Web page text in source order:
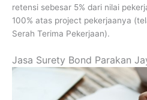
retensi sebesar 5% dari nilai
100% atas project pekerjaanya
Serah Terima Pekerjaan).
Jasa Surety Bond Parakan